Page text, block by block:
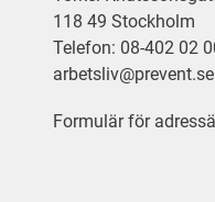
118 49 Stockholm
Telefon: 08-402 02
arbetsliv@prevent.se
Formulär för